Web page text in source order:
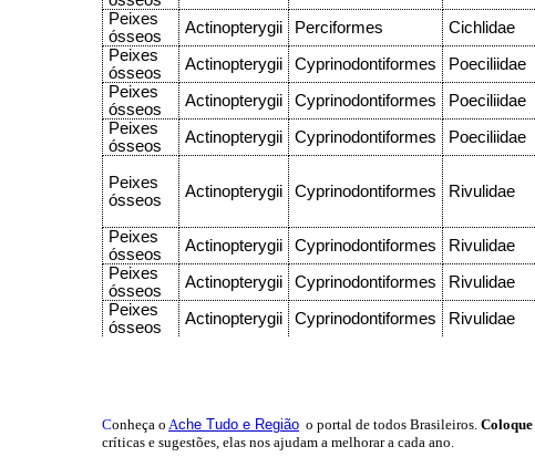
Peixes
ósseos
Actinopterygii Perciformes Cichlidae
Peixes
ósseos
Actinopterygii Cyprinodontiformes Poeciliidae
Peixes
ósseos
Actinopterygii Cyprinodontiformes Poeciliidae
Peixes
ósseos
Actinopterygii Cyprinodontiformes Poeciliidae
Peixes
ósseos
Actinopterygii Cyprinodontiformes Rivulidae
Peixes
ósseos
Actinopterygii Cyprinodontiformes Rivulidae
Peixes
ósseos
Actinopterygii Cyprinodontiformes Rivulidae
Peixes
ósseos
Actinopterygii Cyprinodontiformes Rivulidae
Conheça o Ache Tudo e Região o portal de todos Brasileiros.
críticas e sugestões, elas nos ajudam a melhorar a cada ano.